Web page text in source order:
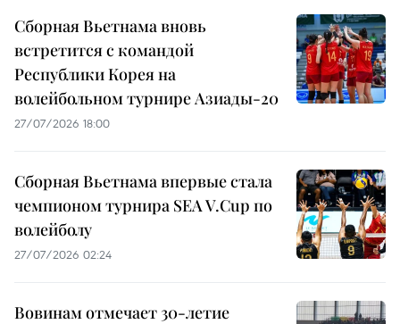
Сборная Вьетнама вновь
встретится с командой
Республики Корея на
волейбольном турнире Азиады-20
27/07/2026 18:00
Сборная Вьетнама впервые стала
чемпионом турнира SEA V.Cup по
волейболу
27/07/2026 02:24
Вовинам отмечает 30-летие